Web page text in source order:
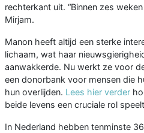
rechterkant uit. “Binnen zes
Mirjam.
Manon heeft altijd een sterke
lichaam, wat haar
aanwakkerde. Nu werkt ze voor
een donorbank voor mensen die
hun overlijden. Lees hier verder
beide levens een cruciale rol
In Nederland hebben tenminste